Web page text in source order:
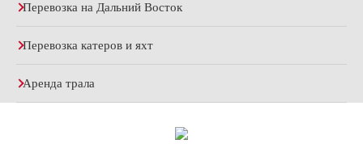
Перевозка на Дальний Восток
Перевозка катеров и яхт
Аренда трала